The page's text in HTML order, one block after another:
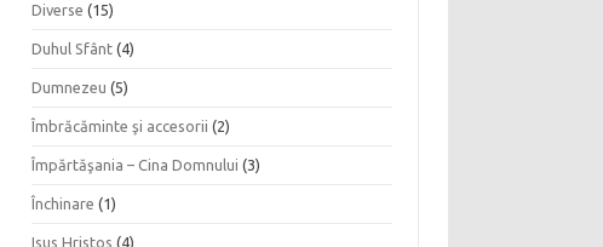
Diverse (15)
Duhul Sfânt (4)
Dumnezeu (5)
Îmbrăcăminte şi accesorii (2)
Împărtăşania – Cina Domnului (3)
Închinare (1)
Isus Hristos (4)